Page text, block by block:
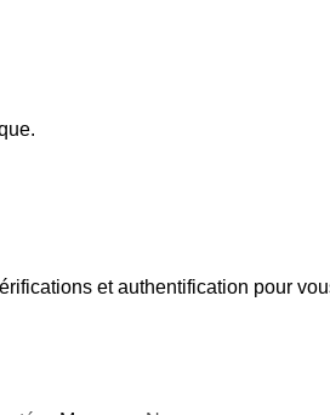
et authentification pour